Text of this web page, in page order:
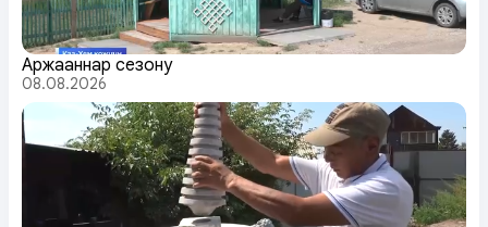
Аржааннар сезону
08.08.2026